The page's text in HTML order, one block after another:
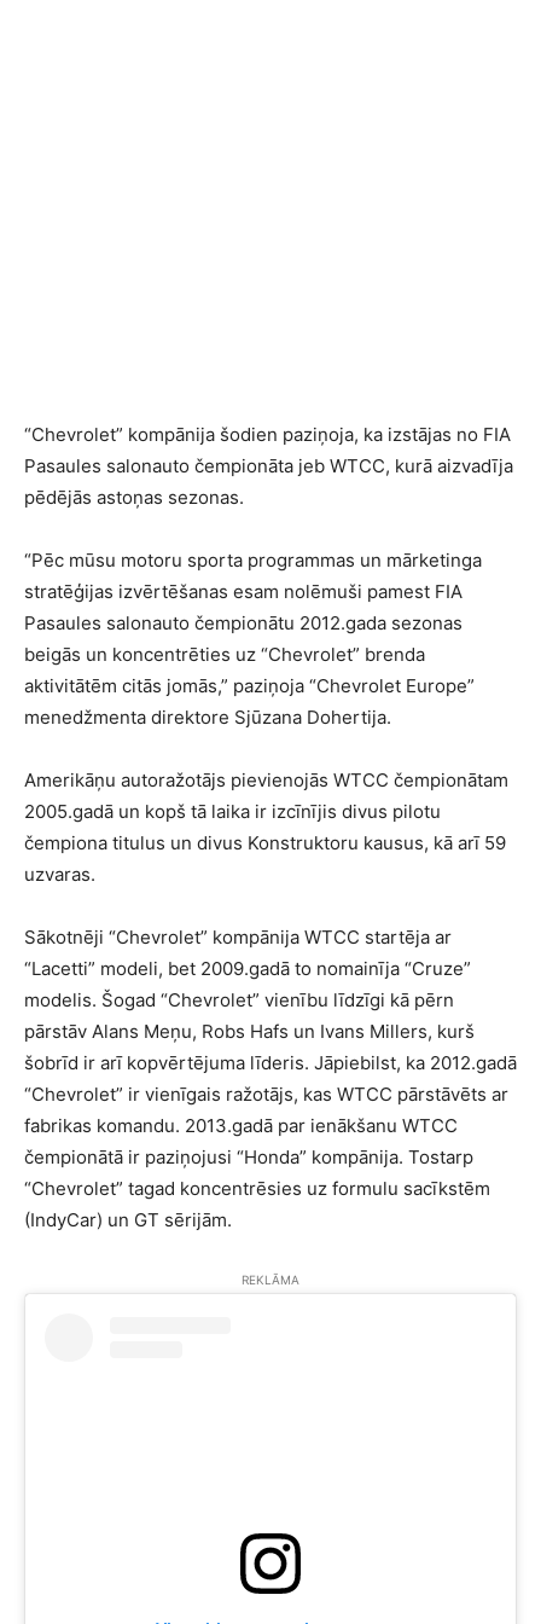
“Chevrolet” kompānija šodien paziņoja, ka izstājas no FIA
Pasaules salonauto čempionāta jeb WTCC, kurā aizvadīja
pēdējās astoņas sezonas.
“Pēc mūsu motoru sporta programmas un mārketinga
stratēģijas izvērtēšanas esam nolēmuši pamest FIA
Pasaules salonauto čempionātu 2012.gada sezonas
beigās un koncentrēties uz “Chevrolet” brenda
aktivitātēm citās jomās,” paziņoja “Chevrolet Europe”
menedžmenta direktore Sjūzana Dohertija.
Amerikāņu autoražotājs pievienojās WTCC čempionātam
2005.gadā un kopš tā laika ir izcīnījis divus pilotu
čempiona titulus un divus Konstruktoru kausus, kā arī 59
uzvaras.
Sākotnēji “Chevrolet” kompānija WTCC startēja ar
“Lacetti” modeli, bet 2009.gadā to nomainīja “Cruze”
modelis. Šogad “Chevrolet” vienību līdzīgi kā pērn
pārstāv Alans Meņu, Robs Hafs un Ivans Millers, kurš
šobrīd ir arī kopvērtējuma līderis. Jāpiebilst, ka 2012.gadā
“Chevrolet” ir vienīgais ražotājs, kas WTCC pārstāvēts ar
fabrikas komandu. 2013.gadā par ienākšanu WTCC
čempionātā ir paziņojusi “Honda” kompānija. Tostarp
“Chevrolet” tagad koncentrēsies uz formulu sacīkstēm
(IndyCar) un GT sērijām.
REKLĀMA